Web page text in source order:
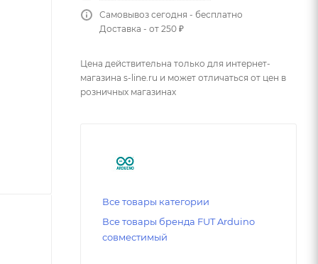
Самовывоз сегодня - бесплатно
Доставка - от 250 ₽
Цена действительна только для интернет-
магазина s-line.ru и может отличаться от цен в
розничных магазинах
Все товары категории
Все товары бренда FUT Arduino
совместимый